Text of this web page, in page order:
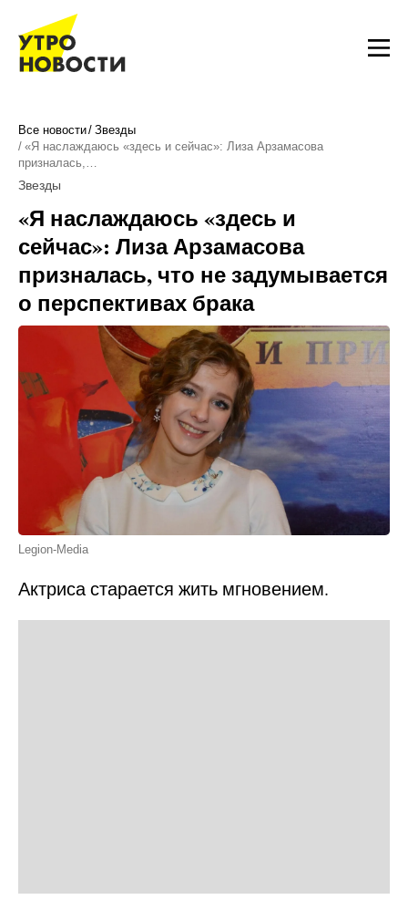
Все новости Звезды
«Я наслаждаюсь «здесь и сейчас»: Лиза Арзамасова
призналась,…
Звезды
«Я наслаждаюсь «здесь и
сейчас»: Лиза Арзамасова
призналась, что не задумывается
о перспективах брака
Legion-Media
Актриса старается жить мгновением.